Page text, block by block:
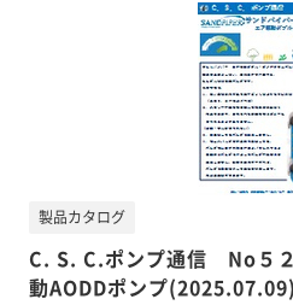
C. S. C.ポンプ通信 No５
動AODDポンプ(2025.07.09)
製品カタログ